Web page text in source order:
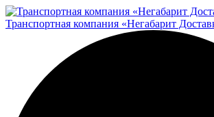
Транспортная компания «Негабарит